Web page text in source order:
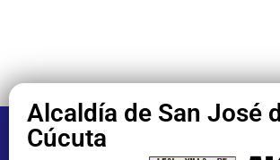
Alcaldía de San José
Cúcuta